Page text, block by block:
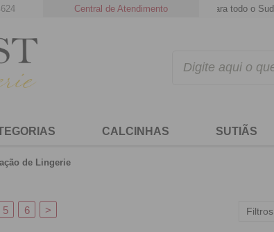
Central de Atendimento
Grátis para compras acima de99,00para todo o Sudeste!
CALCINHAS SUTIÃS
de Lingerie
Filtros
5 6 >